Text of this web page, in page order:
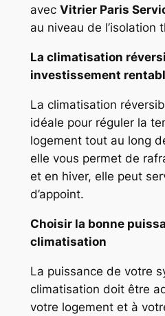
avec Vitrier Paris
au niveau de l’isolation
La climatisation
investissement
La climatisation
idéale pour réguler la
logement tout au long
elle vous permet de
et en hiver, elle peut
d’appoint.
Choisir la bonne
climatisation
La puissance de votre
climatisation doit être
votre logement et à